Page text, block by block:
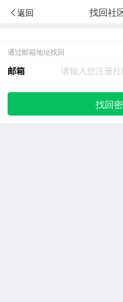
返回 找回社
通过邮箱地址找回
邮箱
找回